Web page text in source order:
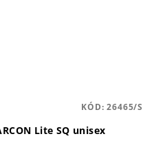
Lite SQ unisex
KÓD:26465/S